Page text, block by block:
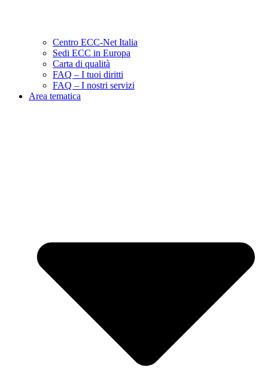
Centro ECC-Net Italia
Sedi ECC in Europa
Carta di qualità
FAQ – I tuoi diritti
FAQ – I nostri servizi
Area tematica